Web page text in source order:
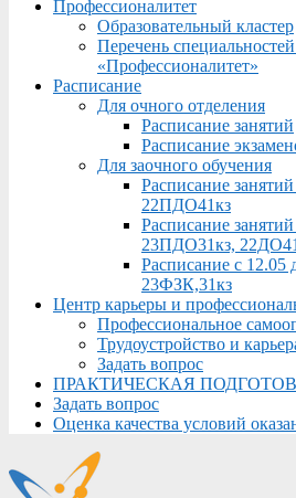
Профессионалитет
Образовательный кластер
Перечень
«Профессионалитет»
Расписание
Для очного отделения
Расписание занятий
Расписание
Для заочного обучения
Расписание
22ПДО41кз
Расписание
23ПДО31кз,
Расписание с
23ФЗК,31кз
Центр карьеры и
Профессиональное
Трудоустройство и
Задать вопрос
ПРАКТИЧЕСКАЯ
Задать вопрос
Оценка качества условий